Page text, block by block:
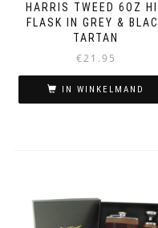
HARRIS TWEED 6OZ
FLASK IN GREY &
TARTAN
€21.95
IN WINKELMAND